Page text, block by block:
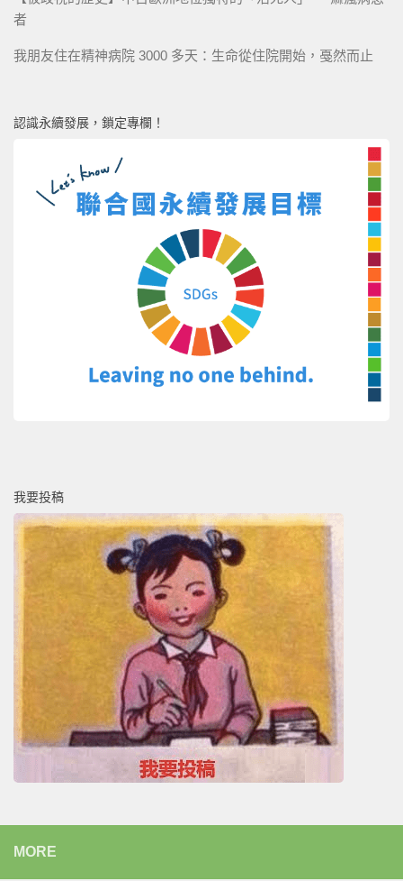
者
我朋友住在精神病院 3000 多天：生命從住院開始，戞然而止
認識永續發展，鎖定專欄！
我要投稿
MORE